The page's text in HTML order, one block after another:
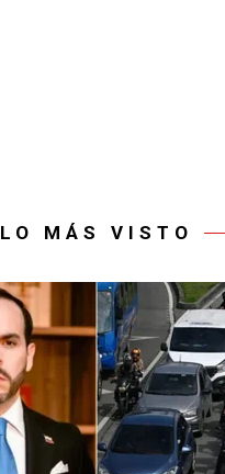
LO MÁS VISTO